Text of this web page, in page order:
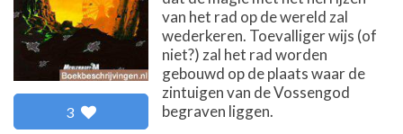
3
van het rad op de wereld zal
wederkeren. Toevalliger wijs (of
niet?) zal het rad worden
gebouwd op de plaats waar de
zintuigen van de Vossengod
begraven liggen.